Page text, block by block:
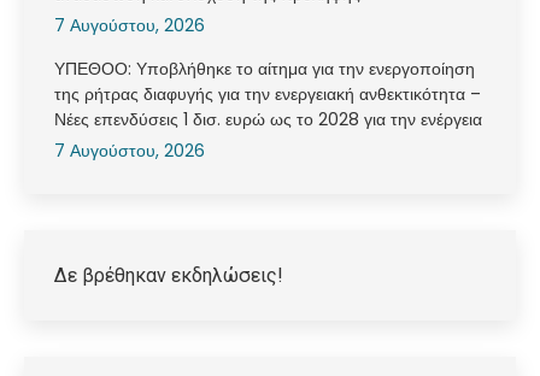
7 Αυγούστου, 2026
ΥΠΕΘΟΟ: Υποβλήθηκε το αίτημα για την ενεργοποίηση
της ρήτρας διαφυγής για την ενεργειακή ανθεκτικότητα –
Νέες επενδύσεις 1 δισ. ευρώ ως το 2028 για την ενέργεια
7 Αυγούστου, 2026
Δε βρέθηκαν εκδηλώσεις!